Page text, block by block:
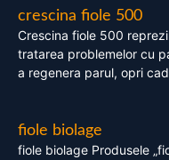
crescina fiole 500
Crescina fiole 500
tratarea problemelor cu
a regenera parul, opri
fiole biolage
fiole biolage Produsele